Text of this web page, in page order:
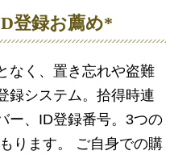
登録お薦め*
なく、置き忘れや盗難
録システム。拾得時連
ー、ID登録番号。3つの
ります。 ご自身での購